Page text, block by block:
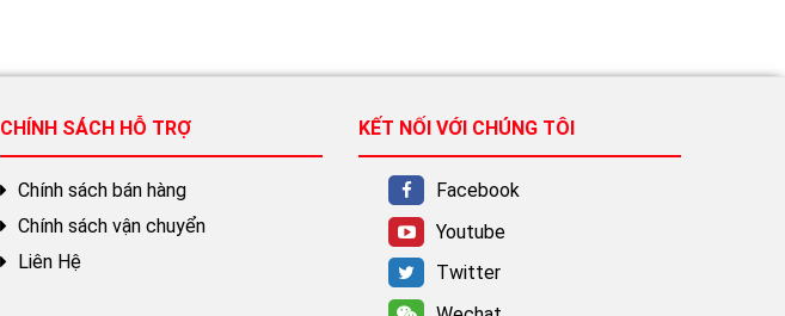
CHÍNH SÁCH HỖ TRỢ
Chính sách bán hàng
Chính sách vận chuyển
Liên Hệ
KẾT NỐI VỚI CHÚNG TÔI
Facebook
Youtube
Twitter